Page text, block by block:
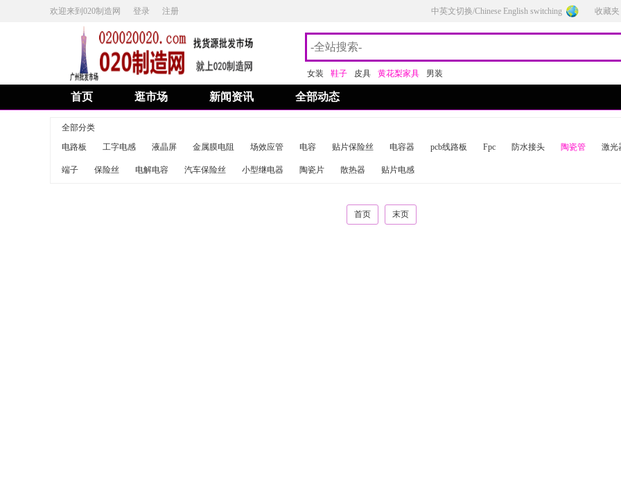
欢迎来到020制造网 登录 注册 中英文切换/Chinese English switching 收藏夹
女装 鞋子 皮具 黄花梨家具 男装
首页 逛市场 新闻资讯 全部动态
全部分类
电路板
工字电感 液晶屏 金属膜电阻 场效应管 电容 贴片保险丝 电容器 pcb线路板 Fpc 防水接头 陶瓷管 激光
端子 保险丝 电解电容 汽车保险丝 小型继电器 陶瓷片 散热器 贴片电感
首页 末页